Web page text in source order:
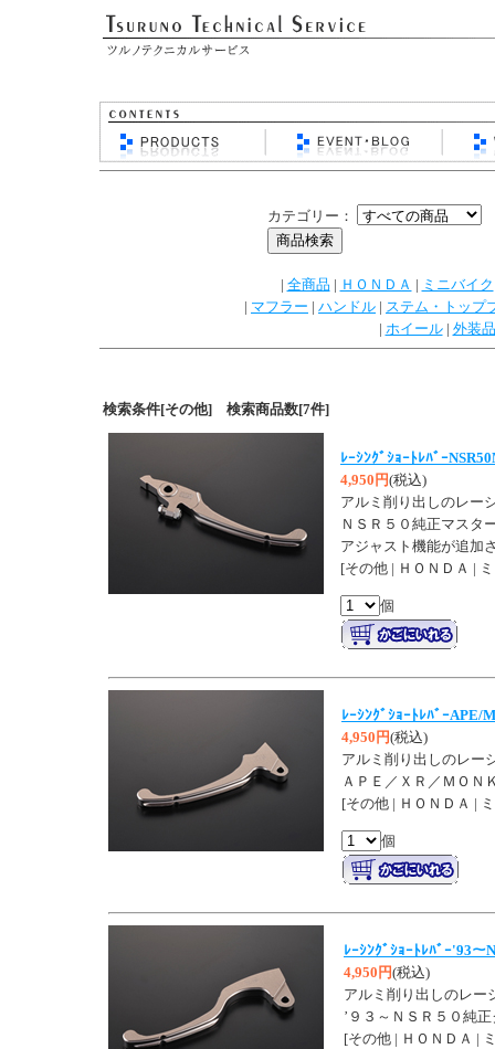
カテゴリー：
| 全商品 | ＨＯＮＤＡ | ミニバイク
| マフラー | ハンドル | ステム・トップ
| ホイール| 外装品
検索条件[その他] 検索商品数[7件]
ﾚｰｼﾝｸﾞｼｮｰﾄﾚﾊﾞｰ
4,950円(税込)
アルミ削り出しのレー
ＮＳＲ５０純正マスタ
アジャスト機能が追加
[その他 | ＨＯＮＤＡ |
個
ﾚｰｼﾝｸﾞｼｮｰﾄﾚﾊﾞｰ
4,950円(税込)
アルミ削り出しのレー
ＡＰＥ／ＸＲ／ＭＯＮ
[その他 | ＨＯＮＤＡ |
個
ﾚｰｼﾝｸﾞｼｮｰﾄﾚﾊﾞｰ'93～
4,950円(税込)
アルミ削り出しのレー
’９３～ＮＳＲ５０純
[その他 | ＨＯＮＤＡ |